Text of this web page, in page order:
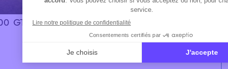
GTL, BMW K 1600 Grand America et